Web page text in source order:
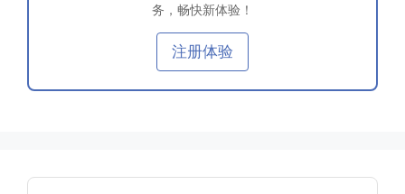
务，畅快新体验！
注册体验